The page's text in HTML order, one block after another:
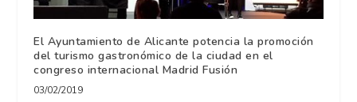
El Ayuntamiento de Alicante potencia la promoción
del turismo gastronómico de la ciudad en el
congreso internacional Madrid Fusión
03/02/2019